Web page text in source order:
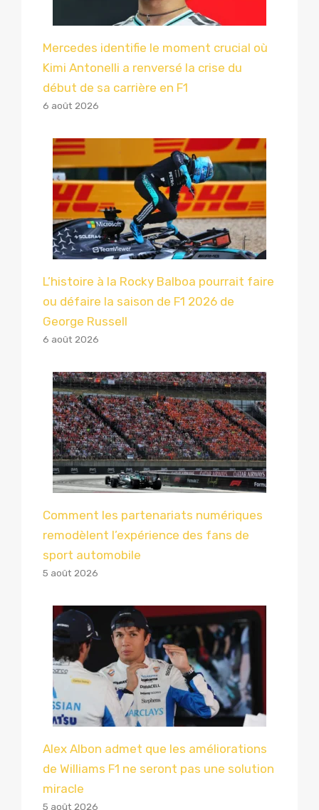
Mercedes identifie le moment crucial où
Kimi Antonelli a renversé la crise du
début de sa carrière en F1
6 août 2026
L’histoire à la Rocky Balboa pourrait faire
ou défaire la saison de F1 2026 de
George Russell
6 août 2026
Comment les partenariats numériques
remodèlent l’expérience des fans de
sport automobile
5 août 2026
Alex Albon admet que les améliorations
de Williams F1 ne seront pas une solution
miracle
5 août 2026